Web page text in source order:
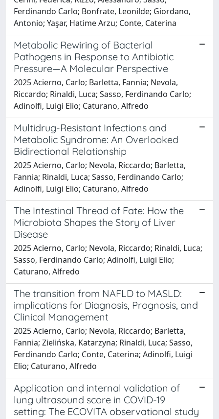
Ferdinando Carlo; Bonfrate, Leonilde; Giordano,
Antonio; Yaşar, Hatime Arzu; Conte, Caterina
Metabolic Rewiring of Bacterial
Pathogens in Response to Antibiotic
Pressure—A Molecular Perspective
2025 Acierno, Carlo; Barletta, Fannia; Nevola,
Riccardo; Rinaldi, Luca; Sasso, Ferdinando Carlo;
Adinolfi, Luigi Elio; Caturano, Alfredo
Multidrug-Resistant Infections and
Metabolic Syndrome: An Overlooked
Bidirectional Relationship
2025 Acierno, Carlo; Nevola, Riccardo; Barletta,
Fannia; Rinaldi, Luca; Sasso, Ferdinando Carlo;
Adinolfi, Luigi Elio; Caturano, Alfredo
The Intestinal Thread of Fate: How the
Microbiota Shapes the Story of Liver
Disease
2025 Acierno, Carlo; Nevola, Riccardo; Rinaldi, Luca;
Sasso, Ferdinando Carlo; Adinolfi, Luigi Elio;
Caturano, Alfredo
The transition from NAFLD to MASLD:
implications for Diagnosis, Prognosis, and
Clinical Management
2025 Acierno, Carlo; Nevola, Riccardo; Barletta,
Fannia; Zielińska, Katarzyna; Rinaldi, Luca; Sasso,
Ferdinando Carlo; Conte, Caterina; Adinolfi, Luigi
Elio; Caturano, Alfredo
Application and internal validation of
lung ultrasound score in COVID-19
setting: The ECOVITA observational study